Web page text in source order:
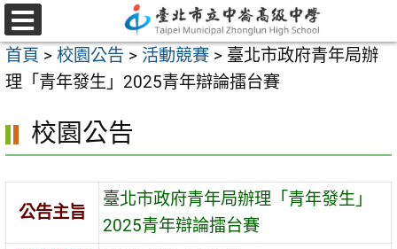
跳
至
主
要
容
選
單
首頁 > 校園公告 > 活動競賽 > 臺北市政府青年局辦
理「青年發生」2025青年辯論擂台賽
校園公告
公告主旨
臺北市政府青年局辦理「青年發生」
2025青年辯論擂台賽